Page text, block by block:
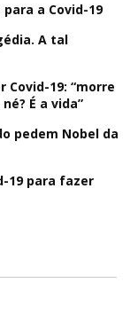
para a Covid-19
A tal
Covid-19: “morre
É a vida”
pedem Nobel da
19 para fazer